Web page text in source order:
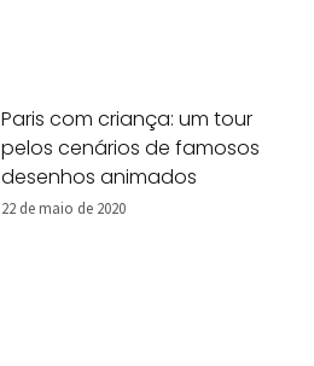
Paris com criança: um tour
pelos cenários de famosos
desenhos animados
22 de maio de 2020